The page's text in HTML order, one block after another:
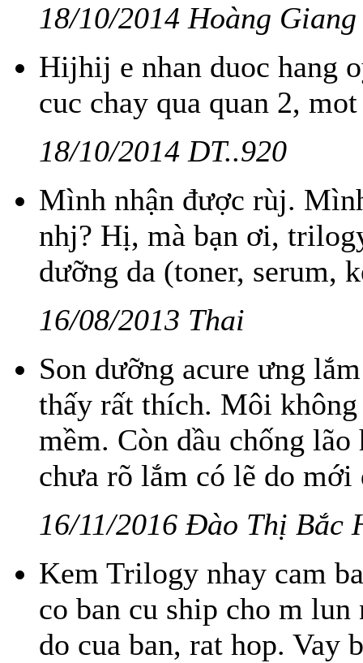
18/10/2014 Hoàng Giang
Hijhij e nhan duoc hang
cuc chay qua quan 2,
18/10/2014 DT..920
Mình nhận được rùj.
nhj? Hị, mà bạn ơi,
dưỡng da (toner, serum,
16/08/2013 Thai
Son dưỡng acure ưng
thấy rất thích. Môi
mềm. Còn dầu chống
chưa rõ lắm có lẽ do mới
16/11/2016 Đào Thị Bắc
Kem Trilogy nhay cam
co ban cu ship cho m
do cua ban, rat hop. Vay